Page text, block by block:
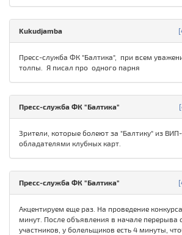
Kukudjamba
Пресс-служба ФК "Балтика", при всем
толпы. Я писал про одного парня
Пресс-служба ФК "Балтика"
Зрители, которые болеют за "Балтику" из
обладателями клубных карт.
Пресс-служба ФК "Балтика"
Акцентируем еще раз. На проведение
минут. После объявления в начале перерыва
участников, у болельщиков есть 4 минуты,